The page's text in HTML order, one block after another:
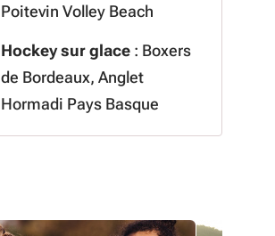
Poitevin Volley Beach
Hockey sur glace : Boxers
de Bordeaux, Anglet
Hormadi Pays Basque